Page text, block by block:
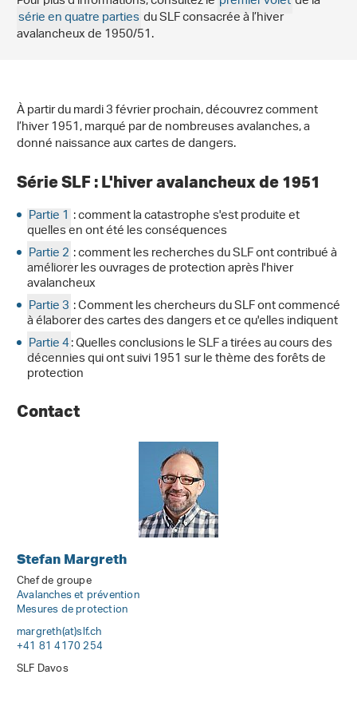
série en quatre partiesdu SLF consacrée à l’hiver
avalancheux de 1950/51.
À partir du mardi 3 février prochain, découvrez comment
l’hiver 1951, marqué par de nombreuses avalanches, a
donné naissance aux cartes de dangers.
Série SLF : L'hiver avalancheux de 1951
Partie 1 : comment la catastrophe s'est produite et
quelles en ont été les conséquences
Partie 2 : comment les recherches du SLF ont contribué à
améliorer les ouvrages de protection après l'hiver
avalancheux
Partie 3 : Comment les chercheurs du SLF ont commencé
à élaborer des cartes des dangers et ce qu'elles indiquent
Partie 4: Quelles conclusions le SLF a tirées au cours des
décennies qui ont suivi 1951 sur le thème des forêts de
protection
Contact
Stefan Margreth
Chef de groupe
Avalanches et prévention
Mesures de protection
margreth(at)slf.ch
+41 81 4170 254
SLF Davos